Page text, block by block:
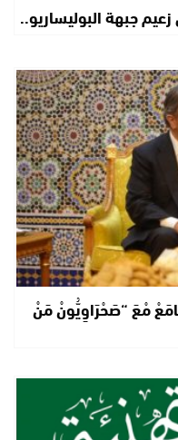
جبهة البوليساريو..
مْعَ “صَحْرَاوِيُّونْ مَنْ